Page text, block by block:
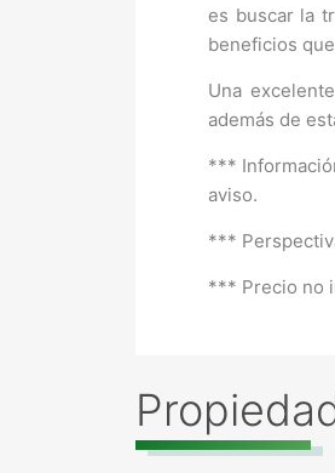
es buscar la
beneficios
Una
además de
***
aviso.
***
*** Precio no